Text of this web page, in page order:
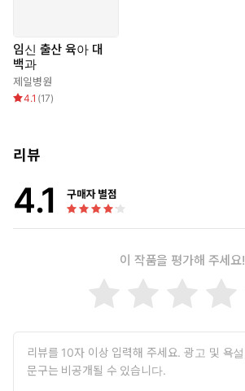
임신 출산 육아 대
백과
제일병원
4.1 (17)
리뷰
4.1 구매자 별점
이 작품을 평가해 주세요!